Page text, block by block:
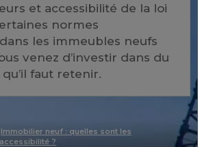
et accessibilité de la loi
normes
les immeubles neufs
venez d’investir dans du
faut retenir.
Immobilier neuf : quelles sont les
?